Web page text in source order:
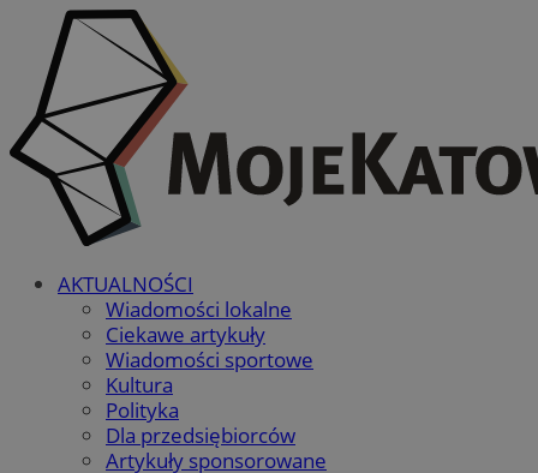
AKTUALNOŚCI
Wiadomości lokalne
Ciekawe artykuły
Wiadomości sportowe
Kultura
Polityka
Dla przedsiębiorców
Artykuły sponsorowane